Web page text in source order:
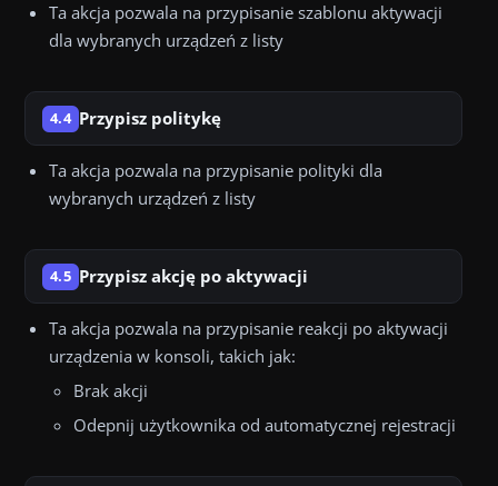
Ta akcja pozwala na przypisanie szablonu aktywacji
dla wybranych urządzeń z listy
4.4 Przypisz politykę
Ta akcja pozwala na przypisanie polityki dla
wybranych urządzeń z listy
4.5 Przypisz akcję po aktywacji
Ta akcja pozwala na przypisanie reakcji po aktywacji
urządzenia w konsoli, takich jak:
Brak akcji
Odepnij użytkownika od automatycznej rejestracji